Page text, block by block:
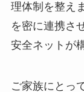
理体制を整え
を密に連携さ
安全ネットが
ご家族にとっ